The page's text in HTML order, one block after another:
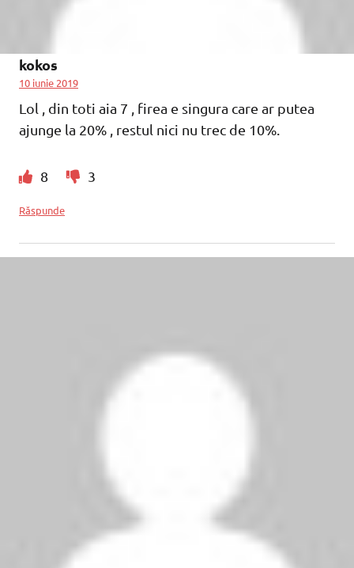
kokos
10 iunie 2019
Lol , din toti aia 7 , firea e singura care ar putea
ajunge la 20% , restul nici nu trec de 10%.
8 3
Răspunde